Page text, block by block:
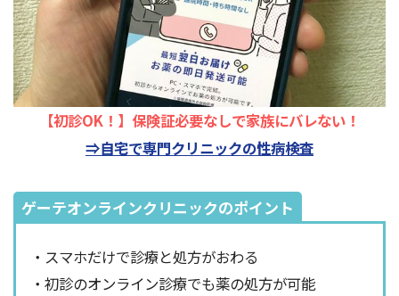
【初診OK！】保険証必要なしで家族にバレない！
⇒自宅で専門クリニックの性病検査
ゲーテオンラインクリニックのポイント
・スマホだけで診療と処方がおわる
・初診のオンライン診療でも薬の処方が可能